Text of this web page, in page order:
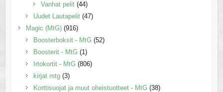
Vanhat pelit (44)
Uudet Lautapelit (47)
Magic (MtG) (916)
Boosterboksit - MtG (52)
Boosterit - MtG (1)
Irtokortit - MtG (806)
kirjat mtg (3)
Korttisuojat ja muut oheistuotteet - MtG (38)